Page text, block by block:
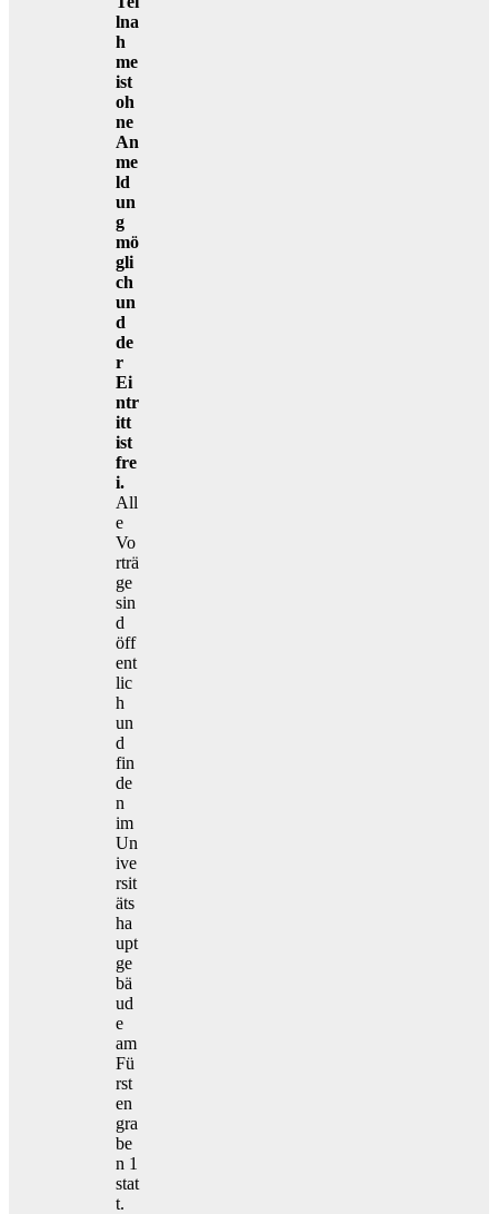
lna
h
me
ist
oh
ne
An
me
ld
un
g
mö
gli
ch
un
d
de
r
Ei
ntr
itt
ist
fre
i.
All
e
Vo
rträ
ge
sin
d
öff
ent
lic
h
un
d
fin
de
n
im
Un
ive
rsit
äts
ha
upt
ge
bä
ud
e
am
Fü
rst
en
gra
be
n 1
stat
t.